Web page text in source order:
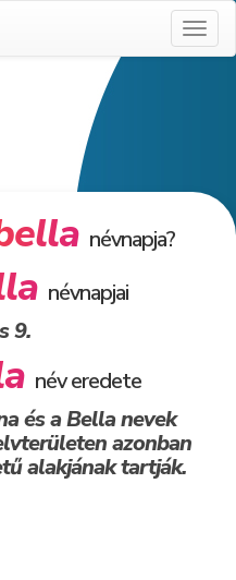
névnapja?
névnapjai
9.
név eredete
és a Bella nevek
azonban
alakjának tartják.